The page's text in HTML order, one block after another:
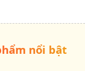
nổi bật